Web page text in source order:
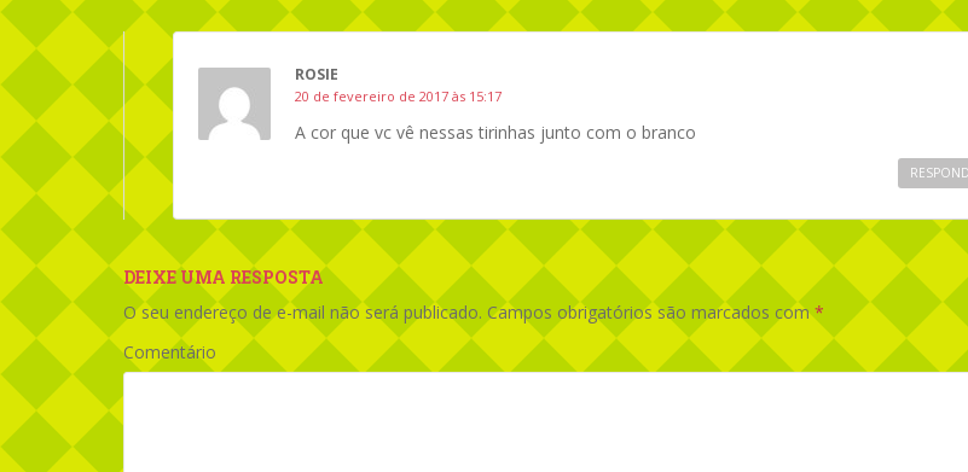
ROSIE
20 de fevereiro de 2017 às 15:17
A cor que vc vê nessas tirinhas junto com o branco
DEIXE UMA RESPOSTA
O seu endereço de e-mail não será publicado. Campos obrigatórios são marcados com*
Comentário